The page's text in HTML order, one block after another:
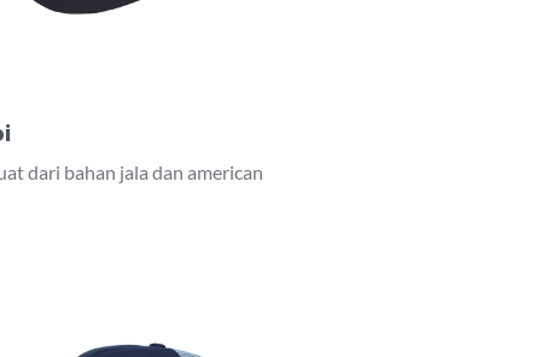
dari bahan jala dan american